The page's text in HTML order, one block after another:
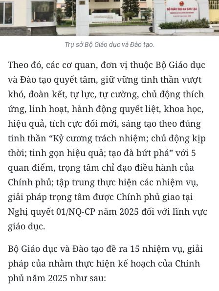
BẠN ĐỌC
KIỂM CHỨNG THÔNG TIN
54 DÂN TỘC VIỆT NAM
CHƯƠNG TRÌNH OCOP - MỖI XÃ
MỘT SẢN PHẨM
RADIO
MEDIA CENTER
E-Magazine
Video
Media Chính trị
Media Kinh tế
Media Văn hóa
Trụ sở Bộ Giáo dục và Đào tạo.
Theo đó, các cơ quan, đơn vị thuộc Bộ Giáo dục
và Đào tạo quyết tâm, giữ vững tinh thần vượt
khó, đoàn kết, tự lực, tự cường, chủ động thích
ứng, linh hoạt, hành động quyết liệt, khoa học,
hiệu quả, tích cực đổi mới, sáng tạo theo đúng
tinh thần “Kỷ cương trách nhiệm; chủ động kịp
thời; tinh gọn hiệu quả; tạo đà bứt phá” với 5
quan điểm, trọng tâm chỉ đạo điều hành của
Chính phủ; tập trung thực hiện các nhiệm vụ,
giải pháp trọng tâm được Chính phủ giao tại
Nghị quyết 01/NQ-CP năm 2025 đối với lĩnh vực
giáo dục.
Bộ Giáo dục và Đào tạo đề ra 15 nhiệm vụ, giải
pháp của nhằm thực hiện kế hoạch của Chính
phủ năm 2025 như sau: